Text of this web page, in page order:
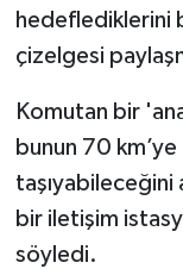
hedeflediklerini
çizelgesi
Komutan bir
bunun 70
taşıyabileceğini
bir iletişim
söyledi.